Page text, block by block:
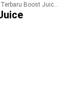
Boost Juice Indonesia